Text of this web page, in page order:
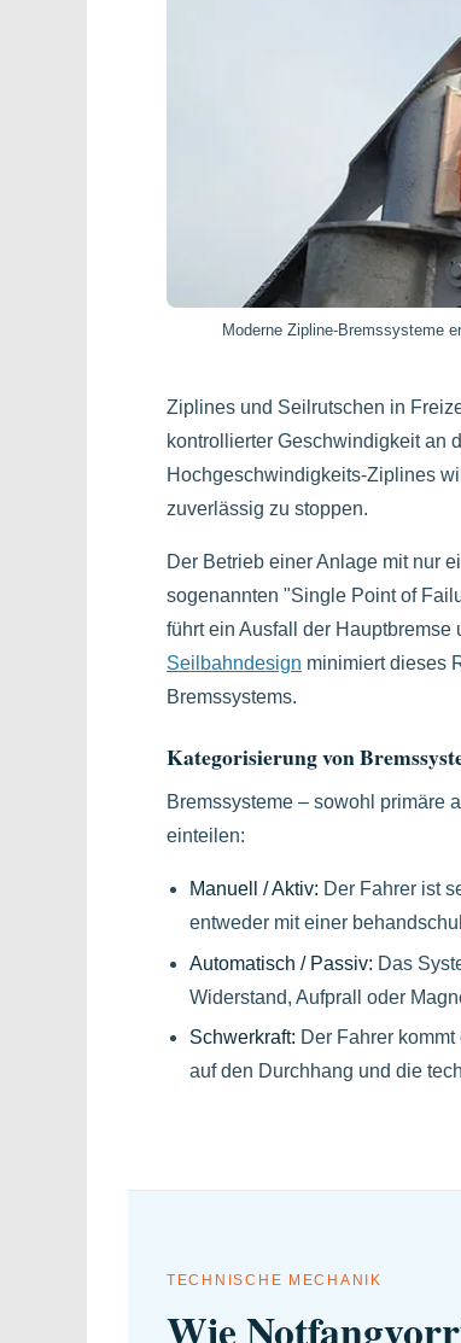
Moderne Zipline-Bremssysteme
Ziplines und Seilrutschen in
kontrollierter Geschwindigkeit an
Hochgeschwindigkeits-Ziplines
zuverlässig zu stoppen.
Der Betrieb einer Anlage mit nur
sogenannten "Single Point of
führt ein Ausfall der
Seilbahndesign minimiert dieses
Bremssystems.
Kategorisierung von
Bremssysteme – sowohl primäre
einteilen:
Manuell / Aktiv: Der Fahrer ist
entweder mit einer
Automatisch / Passiv: Das
Widerstand, Aufprall oder
Schwerkraft: Der Fahrer
auf den Durchhang und die
TECHNISCHE MECHANIK
Wie